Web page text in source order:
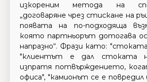
изкореним метода на
„договаряне чрез стискане на
появата на по-подходяща
която партньорът дотогава
напразно“. Фрази като:
"клиентът е дал стоката
изпратя потвърждението,
офиса", "камионът се е повредил